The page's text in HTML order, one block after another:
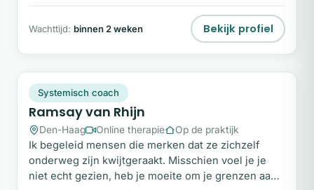
Wachttijd: binnen 2 weken Bekijk profiel
Snel beschikbaar
Systemisch coach
Ramsay van Rhijn
Den-Haag Online therapie Op de praktijk
Ik begeleid mensen die merken dat ze zichzelf
onderweg zijn kwijtgeraakt. Misschien voel je je
niet echt gezien, heb je moeite om je grenzen aan